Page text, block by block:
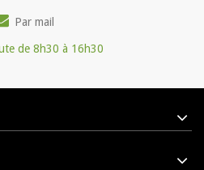
Par mail
de 8h30 à 16h30